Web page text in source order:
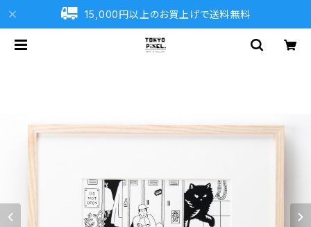
15,000円以上のお買上げで送料無料